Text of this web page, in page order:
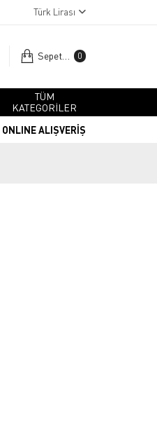
Türk Lirası
Sepetim 0
TÜM
KATEGORİLER
ONLINE ALIŞVERİŞ